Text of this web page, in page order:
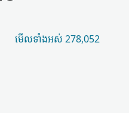
មើល​ទាំងអស់ 278,052